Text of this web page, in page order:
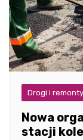
Drogi i remonty
Nowa
stacji